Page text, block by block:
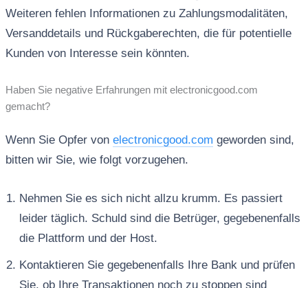
Weiteren fehlen Informationen zu Zahlungsmodalitäten,
Versanddetails und Rückgaberechten, die für potentielle
Kunden von Interesse sein könnten.
Haben Sie negative Erfahrungen mit electronicgood.com
gemacht?
Wenn Sie Opfer von electronicgood.com geworden sind,
bitten wir Sie, wie folgt vorzugehen.
Nehmen Sie es sich nicht allzu krumm. Es passiert
leider täglich. Schuld sind die Betrüger, gegebenenfalls
die Plattform und der Host.
Kontaktieren Sie gegebenenfalls Ihre Bank und prüfen
Sie, ob Ihre Transaktionen noch zu stoppen sind